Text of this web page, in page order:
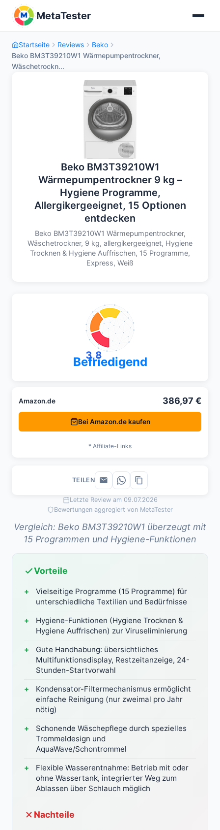
MetaTester
Startseite Reviews
Beko
Beko BM3T39210W1 Wärmepumpentrockner,
Wäschetrockn...
Beko BM3T39210W1
Wärmepumpentrockner 9 kg –
Hygiene Programme,
Allergikergeeignet, 15 Optionen
entdecken
Beko BM3T39210W1 Wärmepumpentrockner,
Wäschetrockner, 9 kg, allergikergeeignet, Hygiene
Trocknen & Hygiene Auffrischen, 15 Programme,
Express, Weiß
Letzte Review am 09.07.2026
Bewertungen aggregiert von MetaTester
Vergleich: Beko BM3T39210W1 überzeugt mit
15 Programmen und Hygiene-Funktionen
Vorteile
Vielseitige Programme (15 Programme) für
unterschiedliche Textilien und Bedürfnisse
Hygiene-Funktionen (Hygiene Trocknen &
Hygiene Auffrischen) zur Viruseliminierung
Gute Handhabung: übersichtliches
Multifunktionsdisplay, Restzeitanzeige, 24-
Stunden-Startvorwahl
Kondensator-Filtermechanismus ermöglicht
einfache Reinigung (nur zweimal pro Jahr
nötig)
Schonende Wäschepflege durch spezielles
Trommeldesign und
AquaWave/Schontrommel
Flexible Wasserentnahme: Betrieb mit oder
ohne Wassertank, integrierter Weg zum
Ablassen über Schlauch möglich
Nachteile
3,8
Befriedigend
Amazon.de 386,97 €
Bei Amazon.de kaufen
* Affiliate-Links
TEILEN